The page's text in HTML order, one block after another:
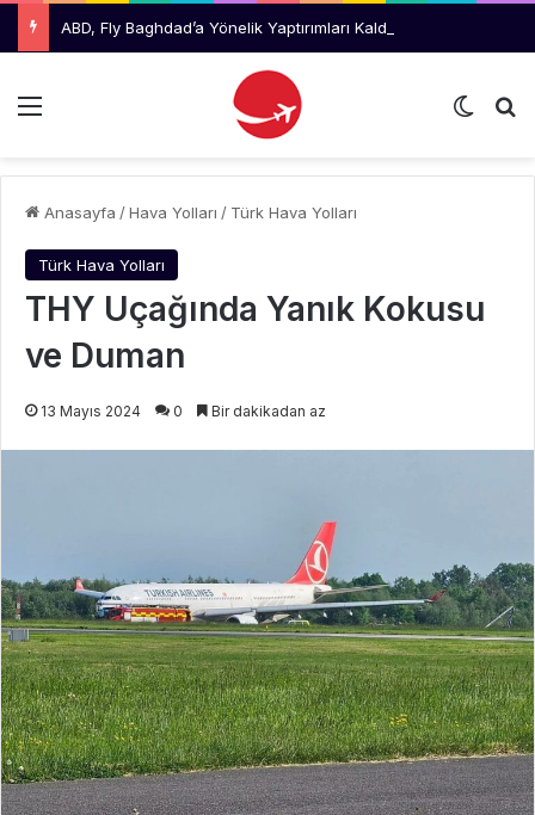
ABD, Fly Baghdad’a Yönelik Yaptırımları Kaldırdı
Menü Dış
Anasayfa /Hava Yolları / Türk Hava Yolları
Türk Hava Yolları
THY Uçağında Yanık Kokusu
ve Duman
13 Mayıs 2024 0 Bir dakikadan az